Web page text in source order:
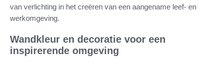
van verlichting in het creëren van een aangename leef- en
werkomgeving.
Wandkleur en decoratie voor een
inspirerende omgeving